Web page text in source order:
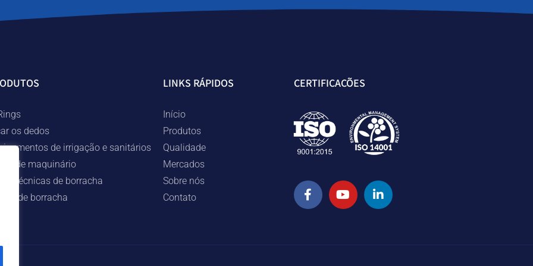
os dedos
de irrigação e sanitários
de maquinário
técnicas de borracha
de borracha
LINKS RÁPIDOS
Início
Produtos
Qualidade
Mercados
Sobre nós
Contato
CERTIFICAÇÕES